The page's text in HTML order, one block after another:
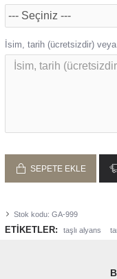
Stok kodu: GA-999
İsim, tarih (ücretsizdir)
SEPETE EKLE
ETIKETLER: taşlı alyans